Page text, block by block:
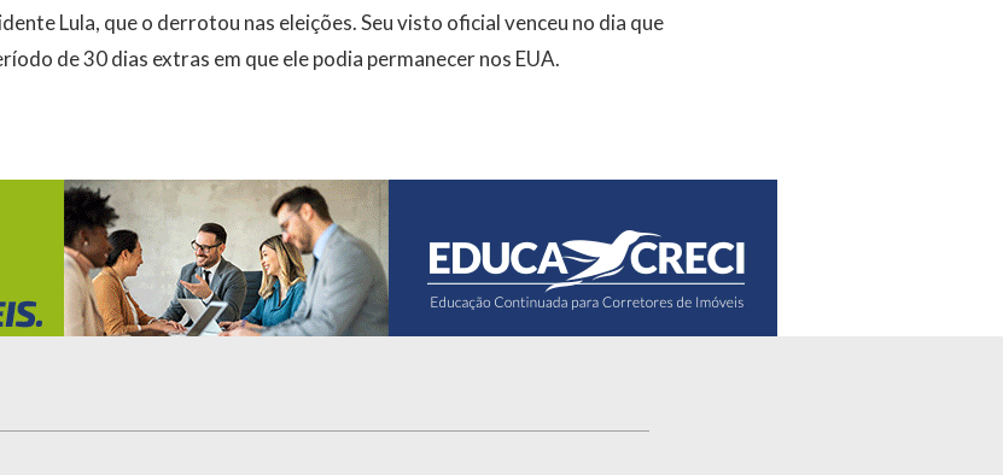
Lula, que o derrotou nas eleições. Seu visto oficial venceu no dia que
de 30 dias extras em que ele podia permanecer nos EUA.